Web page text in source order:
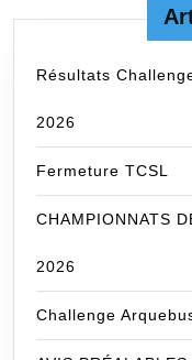
Résultats
2026
Fermeture TCSL
CHAMPIONNATS
2026
Challenge